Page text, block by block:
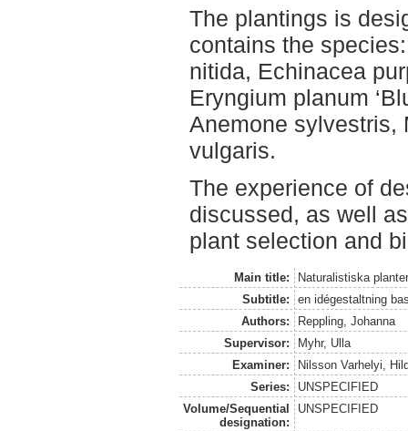
The plantings is
contains the
nitida, Echinacea
Eryngium planum
Anemone sylvestris,
vulgaris.
The experience of
discussed, as well
plant selection and
Main title:
Naturalistiska
Subtitle:
en idégestaltning
Authors:
Reppling, Johanna
Supervisor:
Myhr, Ulla
Examiner:
Nilsson Varhelyi,
Series:
UNSPECIFIED
Volume/Sequential
designation:
UNSPECIFIED